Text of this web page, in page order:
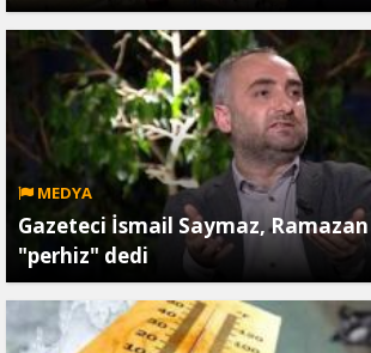
MEDYA
Gazeteci İsmail Saymaz,
"perhiz" dedi